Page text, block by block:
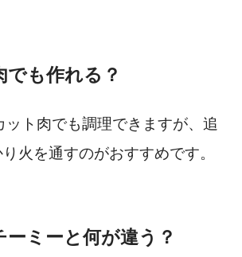
でも作れる？
ット肉でも調理できますが、追
火を通すのがおすすめです。
ーミーと何が違う？